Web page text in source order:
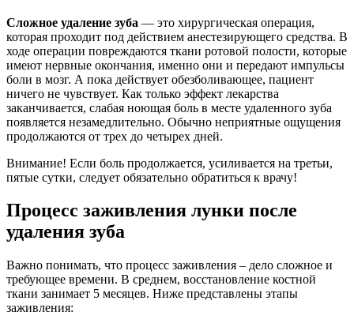
Сложное удаление зуба — это хирургическая операция,
которая проходит под действием анестезирующего средства. В
ходе операции повреждаются ткани ротовой полости, которые
имеют нервные окончания, именно они и передают импульсы
боли в мозг. А пока действует обезболивающее, пациент
ничего не чувствует. Как только эффект лекарства
заканчивается, слабая ноющая боль в месте удаленного зуба
появляется незамедлительно. Обычно неприятные ощущения
продолжаются от трех до четырех дней.
Внимание! Если боль продолжается, усиливается на третьи,
пятые сутки, следует обязательно обратиться к врачу!
Процесс заживления лунки после
удаления зуба
Важно понимать, что процесс заживления – дело сложное и
требующее времени. В среднем, восстановление костной
ткани занимает 5 месяцев. Ниже представлены этапы
заживления: